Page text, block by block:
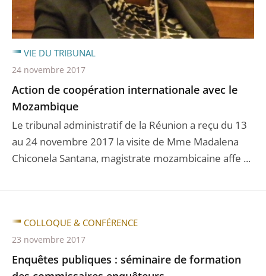
Action de coopération internationale avec le
Mozambique
Le tribunal administratif de la Réunion a reçu du 13
au 24 novembre 2017 la visite de Mme Madalena
Chiconela Santana, magistrate mozambicaine affe ...
VIE DU TRIBUNAL
24 novembre 2017
Enquêtes publiques : séminaire de formation
COLLOQUE & CONFÉRENCE
23 novembre 2017